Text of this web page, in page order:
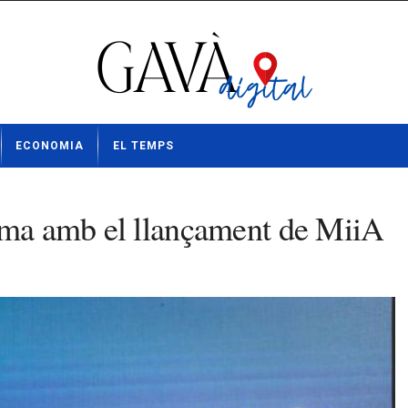
ECONOMIA EL TEMPS
amb el llançament de MiiA